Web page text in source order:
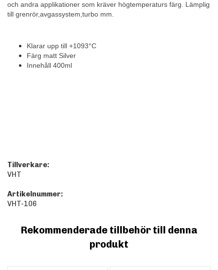
och andra applikationer som kräver högtemperaturs färg. Lämplig
till grenrör,avgassystem,turbo mm.
Klarar upp till +1093°C
Färg matt Silver
Innehåll 400ml
Tillverkare:
VHT
Artikelnummer:
VHT-106
Rekommenderade tillbehör till denna
produkt